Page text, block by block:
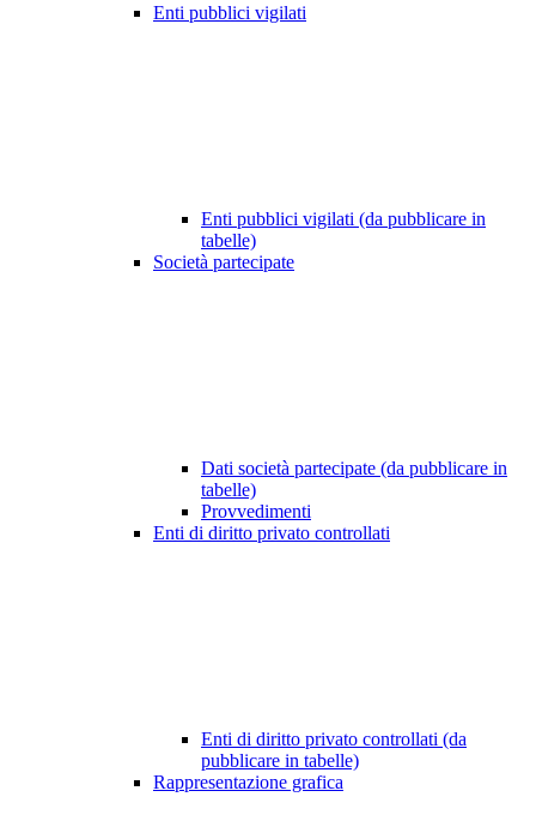
Enti pubblici vigilati
Enti pubblici vigilati (da pubblicare in
tabelle)
Società partecipate
Dati società partecipate (da pubblicare in
tabelle)
Provvedimenti
Enti di diritto privato controllati
Enti di diritto privato controllati (da
pubblicare in tabelle)
Rappresentazione grafica